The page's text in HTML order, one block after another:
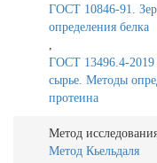
ГОСТ 10846-91.
определения белка
,
ГОСТ 13496.4-2019
сырье. Методы
протеина
Метод
Метод Кьельдаля